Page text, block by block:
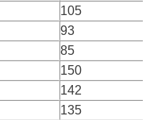
105
93
85
150
142
135